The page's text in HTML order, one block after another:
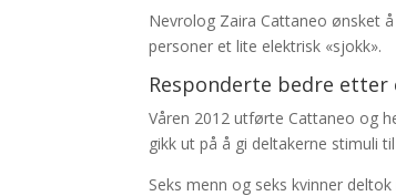
Nevrolog Zaira Cattaneo ønsket
personer et lite elektrisk «sjokk».
Responderte bedre
Våren 2012 utførte Cattaneo og
gikk ut på å gi deltakerne stimuli
Seks menn og seks kvinner